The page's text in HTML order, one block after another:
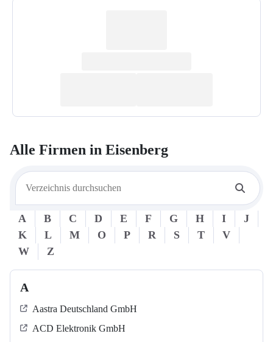
Alle Firmen in Eisenberg
A B C D E F G H I
J
K
L M O P R S T
V
W
Z
A
Aastra Deutschland GmbH
ACD Elektronik GmbH